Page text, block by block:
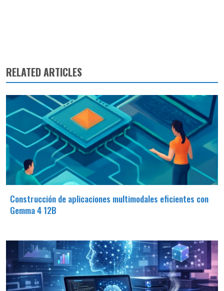
RELATED ARTICLES
Construcción de aplicaciones multimodales eficientes con
Gemma 4 12B